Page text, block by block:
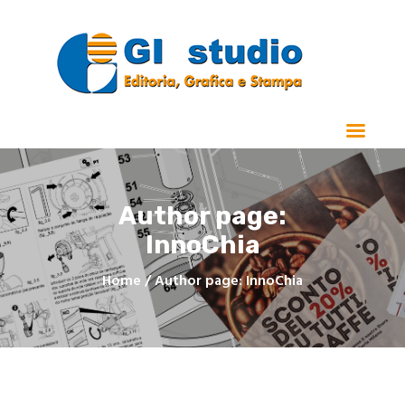
Author page:
InnoChia
Home Author page: InnoChia
Home
Chi Siamo
Stampa
Manualistica e Cataloghi
Realizzazioni
Contatti